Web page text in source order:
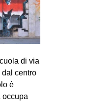
di via
centro
è
occupa